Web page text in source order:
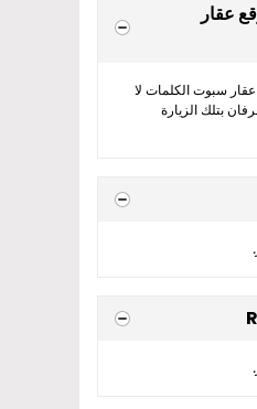
عقار
سبوت الكلمات لا
بتلك الزيارة